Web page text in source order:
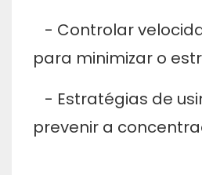
- Controlar
para minimizar o
- Estratégias de
prevenir a